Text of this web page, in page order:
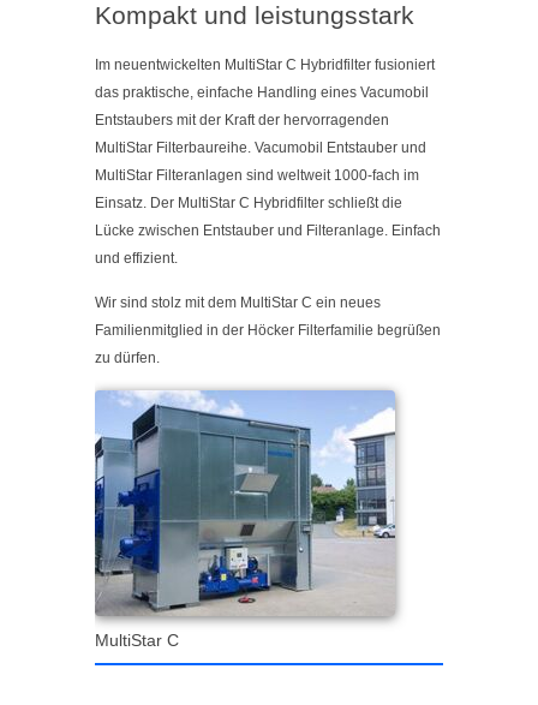
Kompakt und leistungsstark
Im neuentwickelten MultiStar C Hybridfilter fusioniert
das praktische, einfache Handling eines Vacumobil
Entstaubers mit der Kraft der hervorragenden
MultiStar Filterbaureihe. Vacumobil Entstauber und
MultiStar Filteranlagen sind weltweit 1000-fach im
Einsatz. Der MultiStar C Hybridfilter schließt die
Lücke zwischen Entstauber und Filteranlage. Einfach
und effizient.
Wir sind stolz mit dem MultiStar C ein neues
Familienmitglied in der Höcker Filterfamilie begrüßen
zu dürfen.
MultiStar C